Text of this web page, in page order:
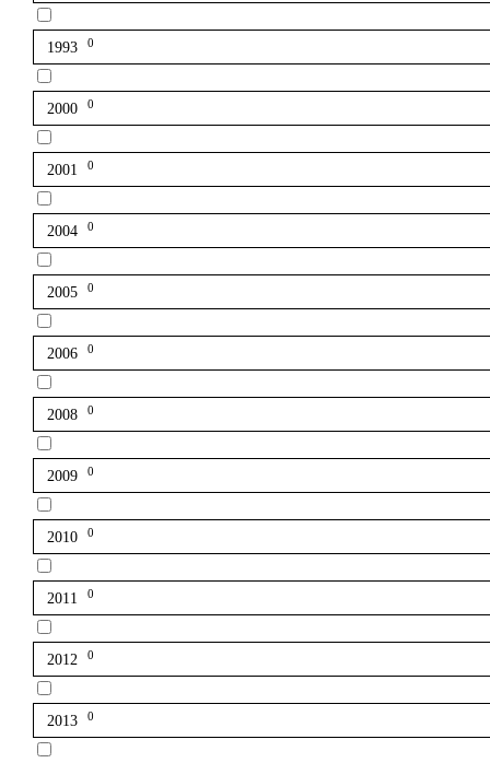
1993 0
2000 0
2001 0
2004 0
2005 0
2006 0
2008 0
2009 0
2010 0
2011 0
2012 0
2013 0